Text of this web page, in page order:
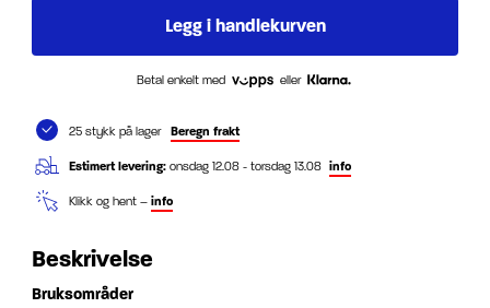
Betal enkelt med eller
25 stykk på lager Beregn frakt
Estimert levering: onsdag 12.08 - torsdag 13.08 info
Klikk og hent – info
Beskrivelse
Bruksområder